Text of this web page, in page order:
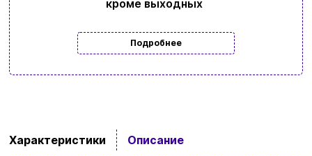
кроме выходных
Подробнее
Характеристики Описание
Ввойти